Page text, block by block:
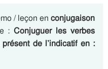
/ leçon enconjugaison
: Conjuguer les verbes
de l’indicatif en :